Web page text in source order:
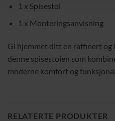
1 x Spisestol
1 x Monteringsanvisning
Gi hjemmet ditt en raffinert
denne spisestolen som
moderne komfort og
RELATERTE PRODUKTER